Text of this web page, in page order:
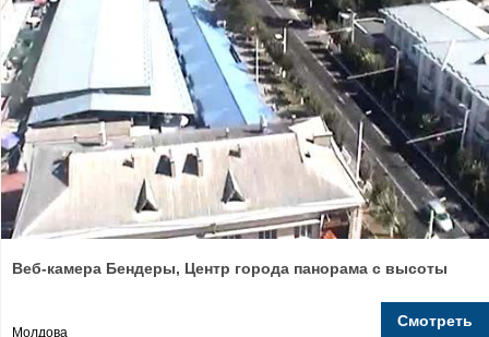
Веб-камера Бендеры, Центр города панорама с высоты
Молдова
Смотреть